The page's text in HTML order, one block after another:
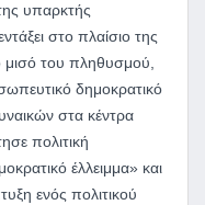
υπαρκτής
στο πλαίσιο της
μισό του πληθυσμού,
δημοκρατικό
στα κέντρα
πολιτική
έλλειμμα» και
ενός πολιτικού